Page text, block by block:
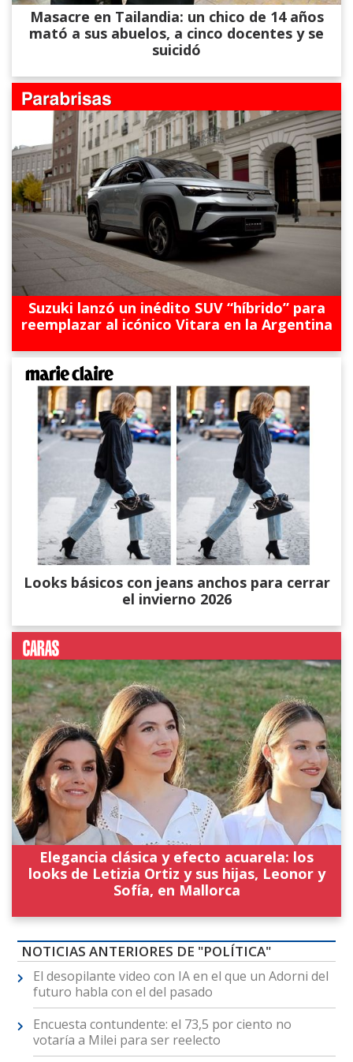
Masacre en Tailandia: un chico de 14 años
mató a sus abuelos, a cinco docentes y se
suicidó
Suzuki lanzó un inédito SUV “híbrido” para
reemplazar al icónico Vitara en la Argentina
Looks básicos con jeans anchos para cerrar
el invierno 2026
Elegancia clásica y efecto acuarela: los
looks de Letizia Ortiz y sus hijas, Leonor y
Sofía, en Mallorca
NOTICIAS ANTERIORES DE "POLÍTICA"
El desopilante video con IA en el que un Adorni del
futuro habla con el del pasado
Encuesta contundente: el 73,5 por ciento no
votaría a Milei para ser reelecto